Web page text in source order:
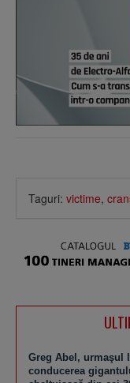
Taguri: victime,
Greg Abel, urmaşul
conducerea